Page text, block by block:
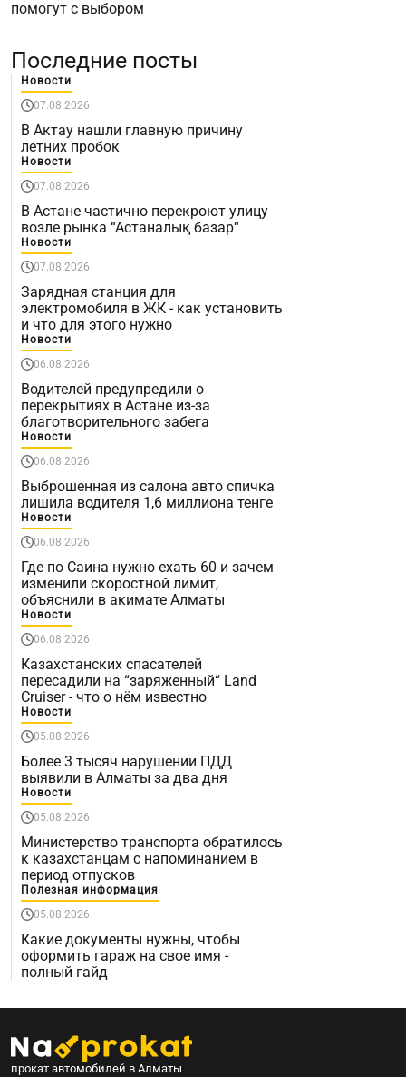
помогут с выбором
Последние посты
Новости
07.08.2026
В Актау нашли главную причину
летних пробок
Новости
07.08.2026
В Астане частично перекроют улицу
возле рынка “Астаналық базар“
Новости
07.08.2026
Зарядная станция для
электромобиля в ЖК - как установить
и что для этого нужно
Новости
06.08.2026
Водителей предупредили о
перекрытиях в Астане из-за
благотворительного забега
Новости
06.08.2026
Выброшенная из салона авто спичка
лишила водителя 1,6 миллиона тенге
Новости
06.08.2026
Где по Саина нужно ехать 60 и зачем
изменили скоростной лимит,
объяснили в акимате Алматы
Новости
06.08.2026
Казахстанских спасателей
пересадили на “заряженный“ Land
Cruiser - что о нём известно
Новости
05.08.2026
Более 3 тысяч нарушении ПДД
выявили в Алматы за два дня
Новости
05.08.2026
Министерство транспорта обратилось
к казахстанцам с напоминанием в
период отпусков
Полезная информация
05.08.2026
Какие документы нужны, чтобы
оформить гараж на свое имя -
полный гайд
прокат автомобилей в Алматы